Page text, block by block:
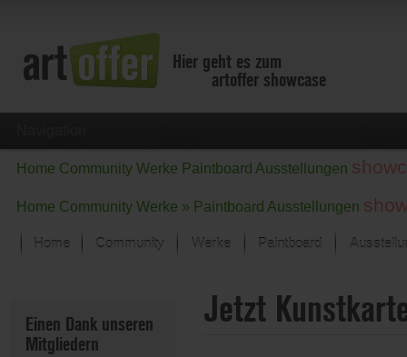
Hier geht es zum
artoffer showcase
Home Community Werke Paintboard Ausstellungen
Home Community Werke » Paintboard Ausstellungen
Home Community Werke
Der letzte Monat im Fokus
Alle Fokus-Werke
Paintboard
Einen Dank unseren
Mitgliedern
Jetzt